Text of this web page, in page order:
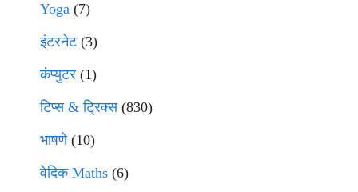
Yoga (7)
इंटरनेट(3)
कंप्युटर (1)
टिप्स & ट्रिक्स(830)
भाषणे(10)
वेदिक Maths (6)